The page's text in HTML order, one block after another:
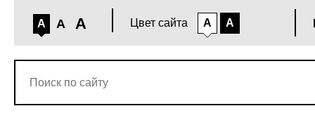
A A A Цвет сайта A A